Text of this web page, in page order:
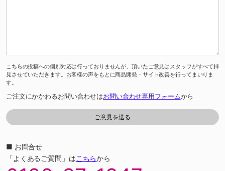
こちらの投稿への個別対応は行っておりませんが、頂いたご意見はスタッフがすべて拝
見させていただきます。お客様の声をもとに商品開発・サイト改善を行ってまいりま
す。
ご注文にかかわるお問い合わせはお問い合わせ専用フォームから
■ お問合せ
「よくあるご質問」はこちらから